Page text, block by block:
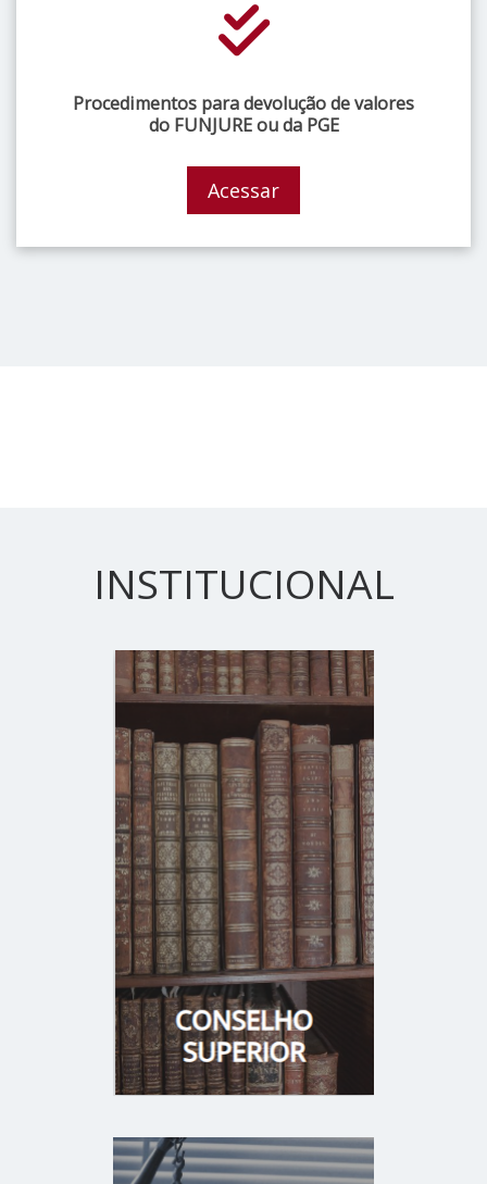
Procedimentos para devolução de valores
do FUNJURE ou da PGE
Acessar
INSTITUCIONAL